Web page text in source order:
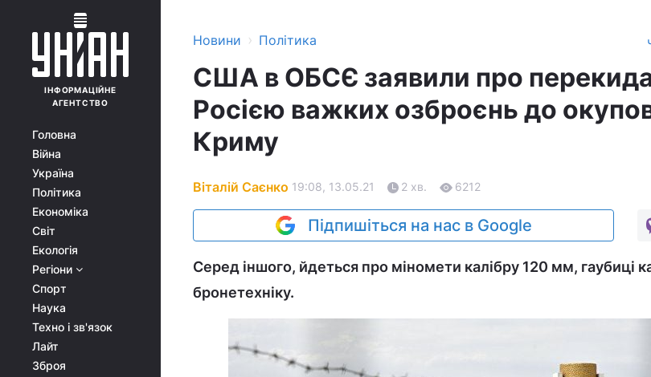
ІНФОРМАЦІЙНЕ
АГЕНТСТВО
Головна
Війна
Україна
Політика
Економіка
Світ
Екологія
Регіони
Спорт
Наука
Техно і зв'язок
Лайт
Зброя
Новини › Політика
США в ОБСЄ заявили про
Росією важких озброєнь до
Криму
Віталій Саєнко 19:08, 13.05.21 2 хв. 6212
Підпишіться на нас в Google
Серед іншого, йдеться про міномети калібру 120 мм, гаубиці
бронетехніку.